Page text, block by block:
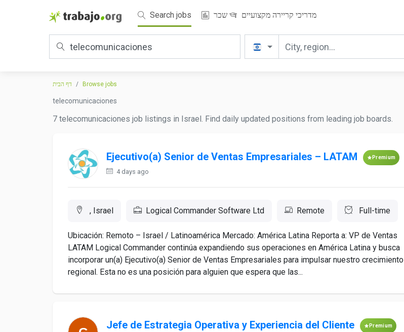
Search jobs שכר מדריכי קריירה מקצועיים
דף הבית Browse jobs
telecomunicaciones
7 telecomunicaciones job listings in Israel. Find daily updated positions from leading job boards.
Ejecutivo(a) Senior de Ventas Empresariales – LATAM Premium
4 days ago
, Israel Logical Commander Software Ltd Remote Full-time
Ubicación: Remoto – Israel / Latinoamérica Mercado: América Latina Reporta a: VP de Ventas
LATAM Logical Commander continúa expandiendo sus operaciones en América Latina y busca
incorporar un(a) Ejecutivo(a) Senior de Ventas Empresariales para impulsar nuestro crecimiento
regional. Esta no es una posición para alguien que espera que las...
Jefe de Estrategia Operativa y Experiencia del Cliente Premium